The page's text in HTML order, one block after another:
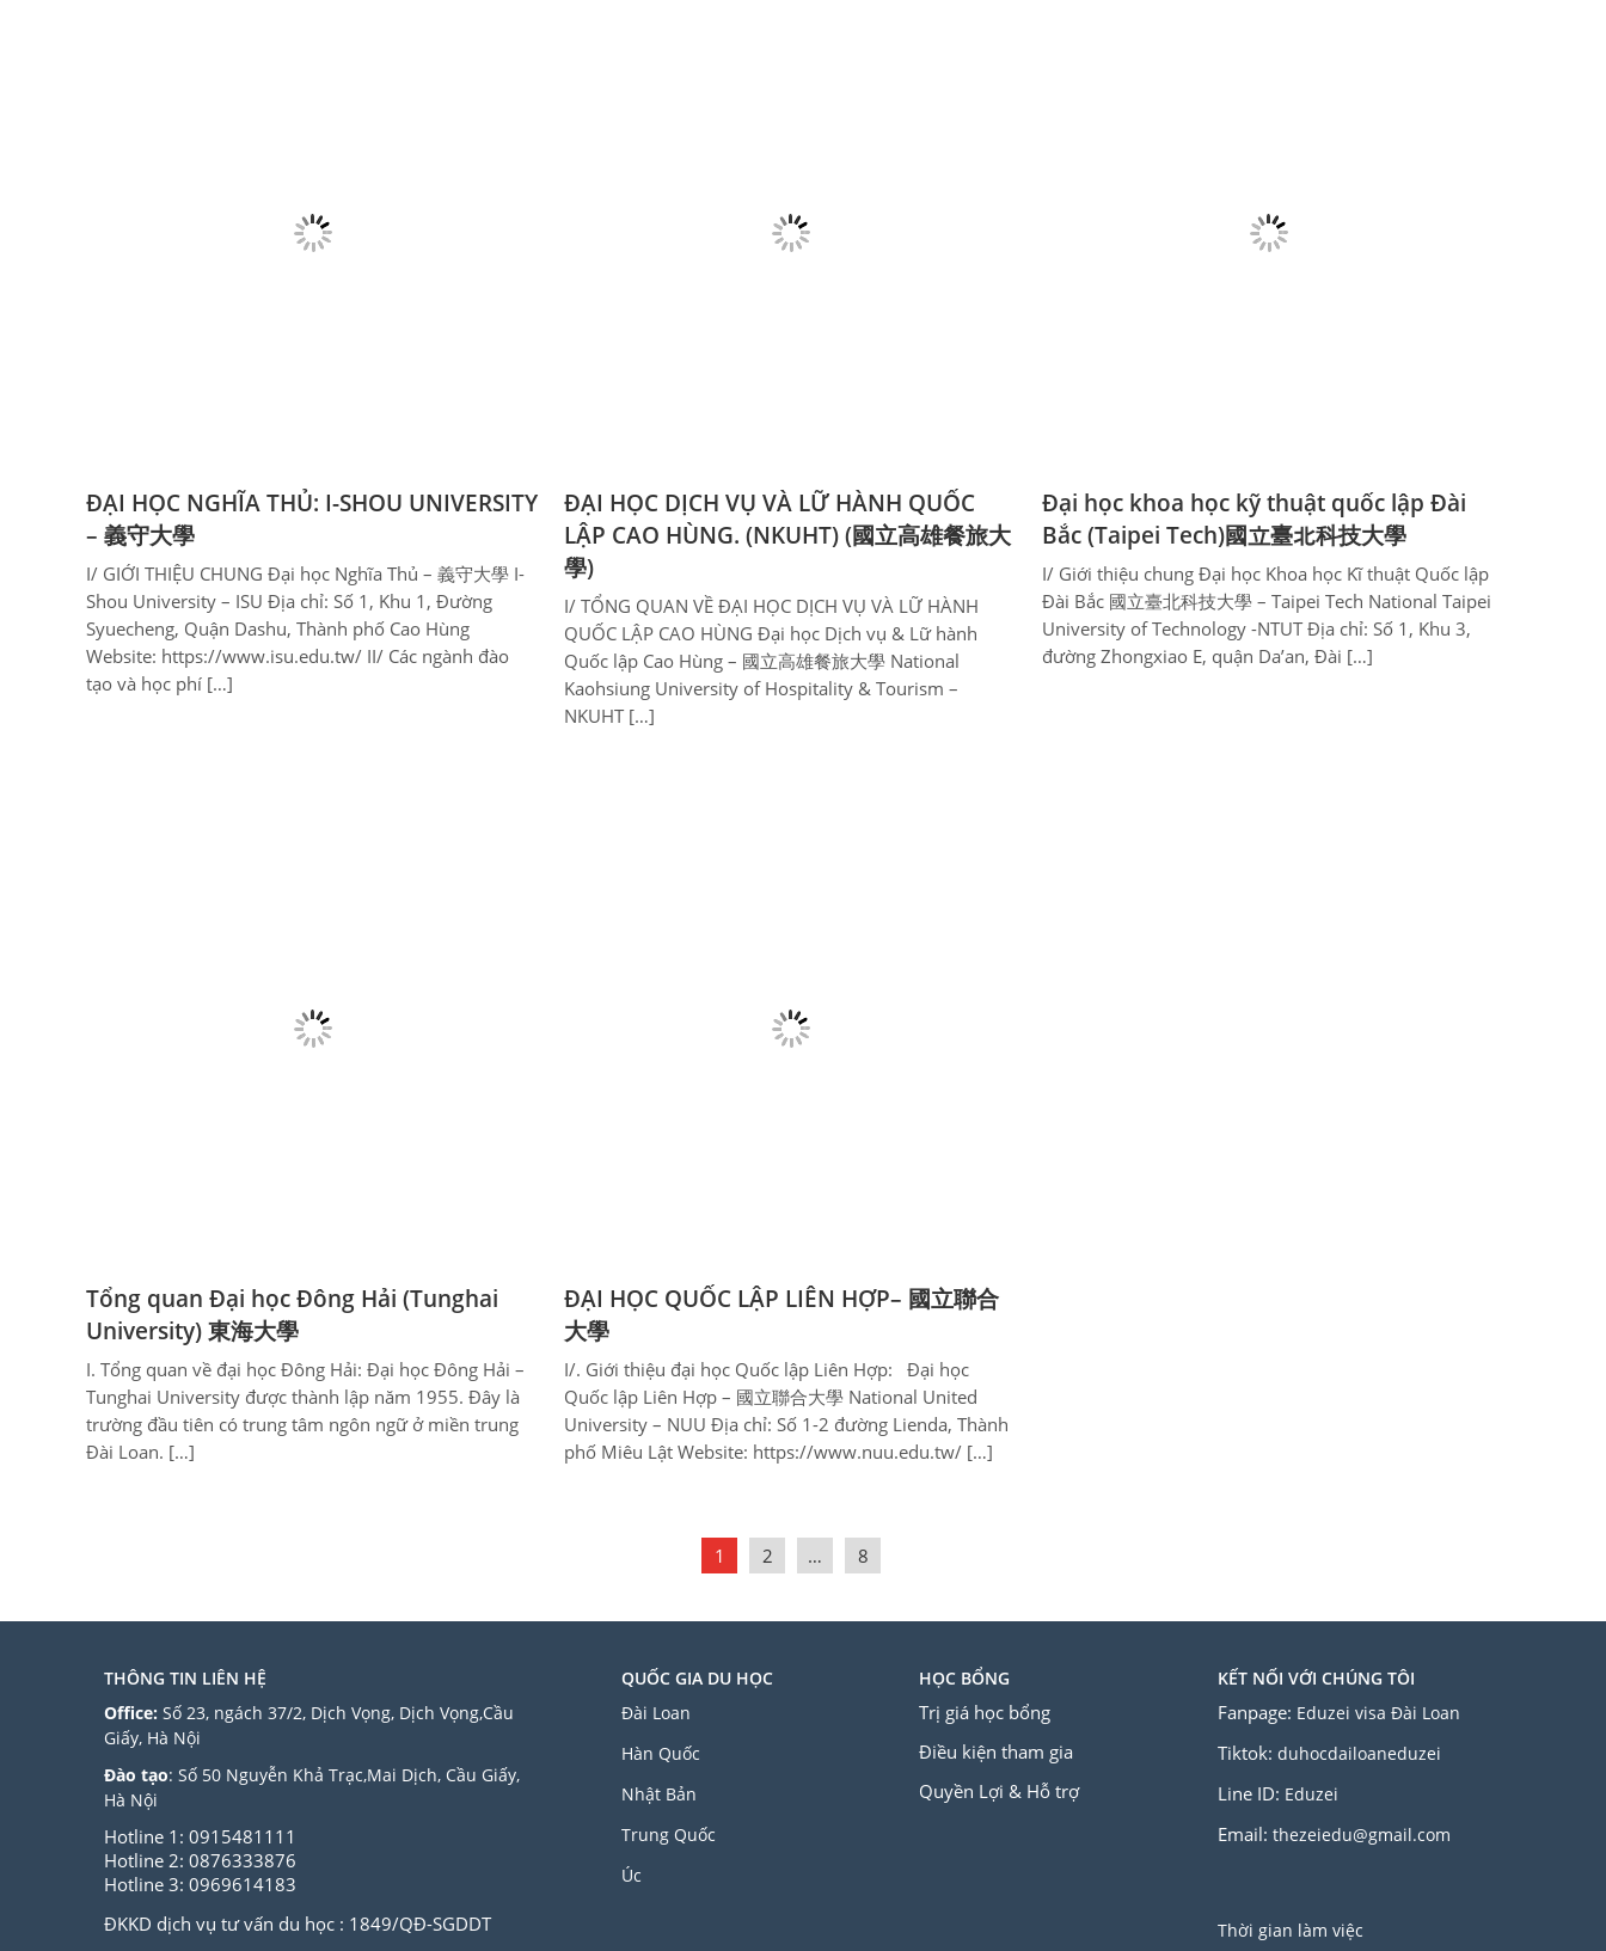
ĐẠI HỌC NGHĨA THỦ: I-SHOU UNIVERSITY
– 義守大學
I/ GIỚI THIỆU CHUNG Đại học Nghĩa Thủ – 義守大學 I-
Shou University – ISU Địa chỉ: Số 1, Khu 1, Đường
Syuecheng, Quận Dashu, Thành phố Cao Hùng
Website: https://www.isu.edu.tw/ II/ Các ngành đào
tạo và học phí […]
ĐẠI HỌC DỊCH VỤ VÀ LỮ HÀNH QUỐC
LẬP CAO HÙNG. (NKUHT) (國立高雄餐旅大
學)
I/ TỔNG QUAN VỀ ĐẠI HỌC DỊCH VỤ VÀ LỮ HÀNH
QUỐC LẬP CAO HÙNG Đại học Dịch vụ & Lữ hành
Quốc lập Cao Hùng – 國立高雄餐旅大學 National
Kaohsiung University of Hospitality & Tourism –
NKUHT […]
Đại học khoa học kỹ thuật quốc lập Đài
Bắc (Taipei Tech)國立臺北科技大學
I/ Giới thiệu chung Đại học Khoa học Kĩ thuật Quốc lập
Đài Bắc 國立臺北科技大學 – Taipei Tech National Taipei
University of Technology -NTUT Địa chỉ: Số 1, Khu 3,
đường Zhongxiao E, quận Da’an, Đài […]
Tổng quan Đại học Đông Hải (Tunghai
University) 東海大學
I. Tổng quan về đại học Đông Hải: Đại học Đông Hải –
Tunghai University được thành lập năm 1955. Đây là
trường đầu tiên có trung tâm ngôn ngữ ở miền trung
Đài Loan. […]
ĐẠI HỌC QUỐC LẬP LIÊN HỢP– 國立聯合
大學
I/. Giới thiệu đại học Quốc lập Liên Hợp: Đại học
Quốc lập Liên Hợp – 國立聯合大學 National United
University – NUU Địa chỉ: Số 1-2 đường Lienda, Thành
phố Miêu Lật Website: https://www.nuu.edu.tw/ […]
1 2 … 8
THÔNG TIN LIÊN HỆ
Office: Số 23, ngách 37/2, Dịch Vọng, Dịch Vọng,Cầu
Giấy, Hà Nội
Đào tạo: Số 50 Nguyễn Khả Trạc,Mai Dịch, Cầu Giấy,
Hà Nội
Hotline 1: 0915481111
Hotline 2: 0876333876
Hotline 3: 0969614183
ĐKKD dịch vụ tư vấn du học : 1849/QĐ-SGDDT
QUỐC GIA DU HỌC
Đài Loan
Hàn Quốc
Nhật Bản
Trung Quốc
Úc
HỌC BỔNG
Trị giá học bổng
Điều kiện tham gia
Quyền Lợi & Hỗ trợ
KẾT NỐI VỚI CHÚNG TÔI
Fanpage: Eduzei visa Đài Loan
Tiktok: duhocdailoaneduzei
Line ID: Eduzei
Email: thezeiedu@gmail.com
Thời gian làm việc